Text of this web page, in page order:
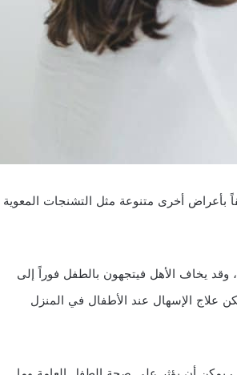
بأعراض أخرى متنوعة مثل التشنجات المعوية
يخاف الأهل فيتجهون بالطفل فوراً إلى
علاج الإسهال عند الأطفال في المنزل